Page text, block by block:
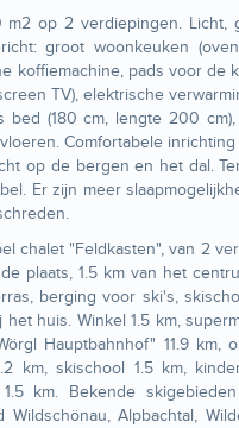
m2 op 2 verdiepingen.
groot woonkeuken
koffiemachine, pads voor de
TV), elektrische
(180 cm, lengte 200
Comfortabele
op de bergen en het dal.
Er zijn meer
chalet "Feldkasten", van 2
plaats, 1.5 km van het
berging voor ski's,
huis. Winkel 1.5 km,
Hauptbahnhof" 11.9
km, skischool 1.5 km,
1.5 km. Bekende
Wildschönau, Alpbachtal,